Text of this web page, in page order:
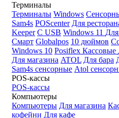
Терминалы
Терминалы Windows
Sam4s POScenter Для
Keeper С USB Windows 11
Смарт Globalpos 10 дюймов
Windows 10 Posiflex Кассовые
Для магазина ATOL Для бара
Sam4s сенсорные Atol
POS-кассы
POS-кассы
Компьютеры
Компьютеры Для магазина
кофейни Для кафе